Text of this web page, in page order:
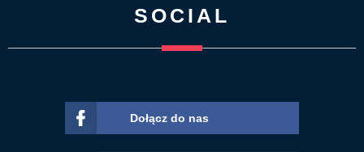
SOCIAL
Dołącz do nas